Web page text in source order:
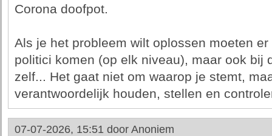
Corona doofpot.
Als je het probleem wilt oplossen moeten
politici komen (op elk niveau), maar ook bij
zelf... Het gaat niet om waarop je stemt,
verantwoordelijk houden, stellen en
07-07-2026, 15:51 door Anoniem